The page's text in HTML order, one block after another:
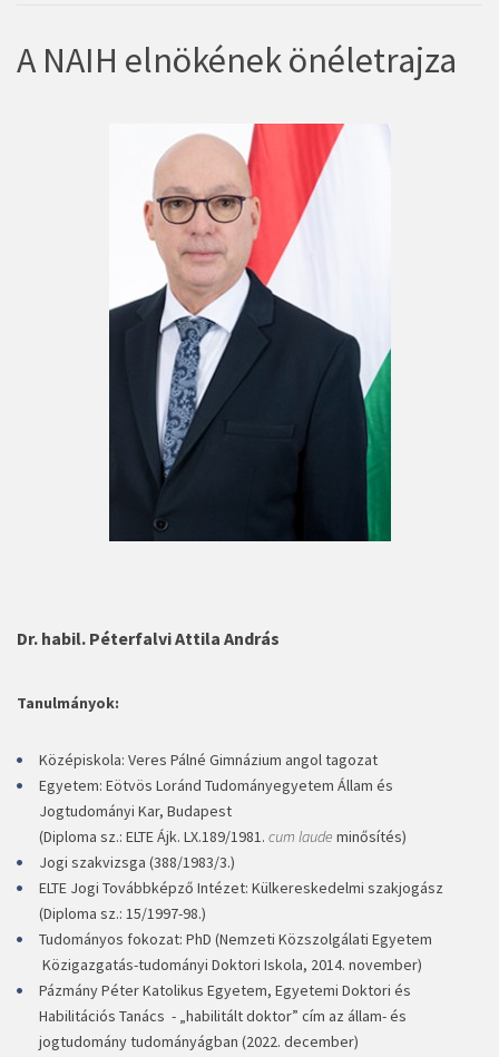
A NAIH elnökének önéletrajza
Dr. habil. Péterfalvi Attila András
Tanulmányok:
Középiskola: Veres Pálné Gimnázium angol tagozat
Egyetem: Eötvös Loránd Tudományegyetem Állam és
Jogtudományi Kar, Budapest
(Diploma sz.: ELTE Ájk. LX.189/1981. cum laude minősítés)
Jogi szakvizsga (388/1983/3.)
ELTE Jogi Továbbképző Intézet: Külkereskedelmi szakjogász
(Diploma sz.: 15/1997-98.)
Tudományos fokozat: PhD (Nemzeti Közszolgálati Egyetem
Közigazgatás-tudományi Doktori Iskola, 2014. november)
Pázmány Péter Katolikus Egyetem, Egyetemi Doktori és
Habilitációs Tanács - „habilitált doktor” cím az állam- és
jogtudomány tudományágban (2022. december)